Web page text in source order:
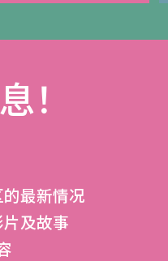
！
最新情况
及故事